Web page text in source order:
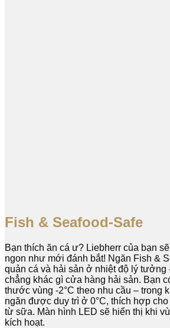
Fish & Seafood-Safe
Bạn thích ăn cá ư? Liebherr của bạn
ngon như mới đánh bắt! Ngăn Fish &
quản cá và hải sản ở nhiệt độ lý tưởng
chẳng khác gì cửa hàng hải sản. Bạn
thước vùng -2°C theo nhu cầu – trong
ngăn được duy trì ở 0°C, thích hợp
từ sữa. Màn hình LED sẽ hiển thị khi
kích hoạt.